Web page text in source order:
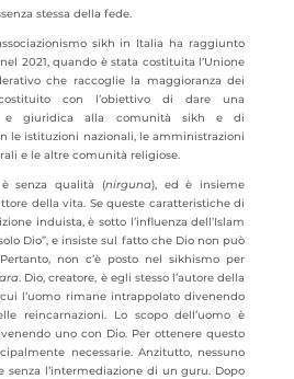
stessa della fede.
sikh in Italia ha raggiunto
2021, quando è stata costituita l’Unione
che raccoglie la maggioranza dei
con l’obiettivo di dare una
e giuridica alla comunità sikh e di
le istituzioni nazionali, le amministrazioni
e le altre comunità religiose.
senza qualità (nirguna), ed è insieme
della vita. Se queste caratteristiche di
induista, è sotto l’influenza dell’Islam
Dio”, e insiste sul fatto che Dio non può
non c’è posto nel sikhismo per
. Dio, creatore, è egli stesso l’autore della
l’uomo rimane intrappolato divenendo
reincarnazioni. Lo scopo dell’uomo è
uno con Dio. Per ottenere questo
necessarie. Anzitutto, nessuno
senza l’intermediazione di un guru. Dopo